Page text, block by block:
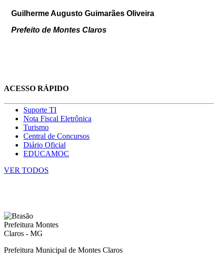
Guilherme Augusto Guimarães Oliveira
Prefeito de Montes Claros
ACESSO RÁPIDO
Suporte TI
Nota Fiscal Eletrônica
Turismo
Central de Concursos
Diário Oficial
EDUCAMOC
VER TODOS
Prefeitura Municipal de Montes Claros